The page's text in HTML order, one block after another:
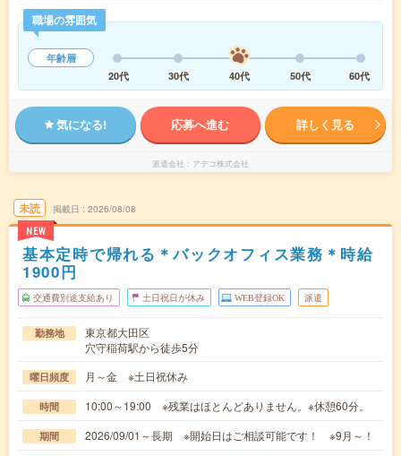
職場の雰囲気
年齢層
20代
30代 40代 50代 60代
気になる! 応募へ進む 詳しく見る
派遣会社 アデコ株式会社
未読
NEW
掲載日 2026/08/08
基本定時で帰れる＊バックオフィス業務＊時給
1900円
交通費別途支給あり 土日祝日が休み WEB登録OK 派遣
勤務地
東京都大田区
穴守稲荷駅から徒歩5分
曜日頻度 月～金 ※土日祝休み
時間 10:00～19:00 ※残業はほとんどありません。※休憩60分。
期間 2026/09/01～長期 ※開始日はご相談可能です！ ※9月～！